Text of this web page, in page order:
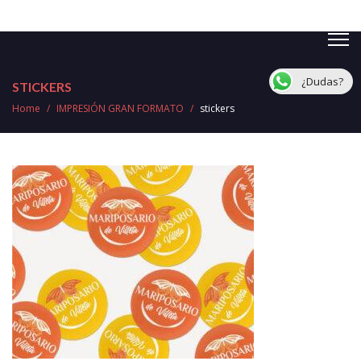
STICKERS
Home / IMPRESIÓN GRAN FORMATO / stickers
¿Dudas?